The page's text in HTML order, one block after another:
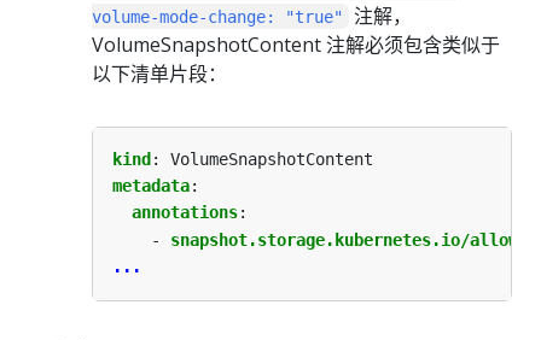
volume-mode-change: "true"
注解，
VolumeSnapshotContent 注解必须包含类似于
以下清单片段：
kind:
VolumeSnapshotContent
metadata:
annotations:
- snapshot.storage.kubernetes.io/allow-
...